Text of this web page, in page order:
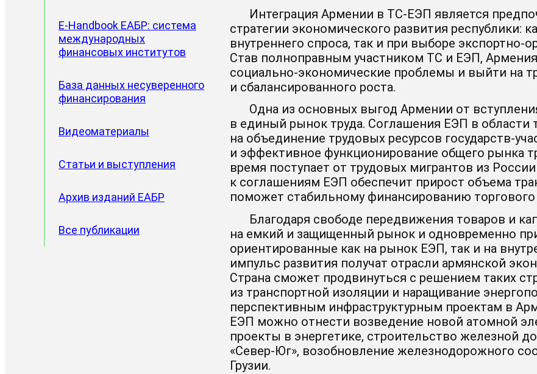
E-Handbook ЕАБР: система
международных
финансовых институтов
База данных несуверенного
финансирования
Видеоматериалы
Статьи и выступления
Архив изданий ЕАБР
Все публикации
Интеграция Армении в ТС-ЕЭП является
стратегии экономического развития республики:
внутреннего спроса, так и при выборе экспортно-
Став полноправным участником ТС и ЕЭП,
социально-экономические проблемы и выйти на
и сбалансированного роста.
Одна из основных выгод Армении от
в единый рынок труда. Соглашения ЕЭП в области
на объединение трудовых ресурсов государств-
и эффективное функционирование общего рынка
время поступает от трудовых мигрантов из
к соглашениям ЕЭП обеспечит прирост объема
поможет стабильному финансированию
Благодаря свободе передвижения товаров и
на емкий и защищенный рынок и одновременно
ориентированные как на рынок ЕЭП, так и на
импульс развития получат отрасли армянской
Страна сможет продвинуться с решением таких
из транспортной изоляции и наращивание
перспективным инфраструктурным проектам в
ЕЭП можно отнести возведение новой атомной
проекты в энергетике, строительство железной
«Север-Юг», возобновление железнодорожного
Грузии.